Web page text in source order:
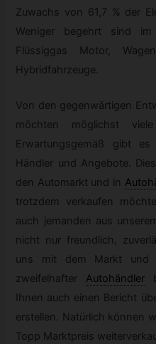
Zuwachs von 61,7 % der
Weniger begehrt sind
Flüssiggas Motor,
Hybridfahrzeuge.
Von den gegenwärtigen
möchten möglichst
Erwartungsgemäß gibt
Händler und Angebote.
den Automarkt und in
trotzdem verkaufen
auch jemanden aus
nicht nur freundlich,
uns mit dem Markt und
zweifelhafter Autohändler
Ihnen auch einen Bericht
erstellen. Natürlich können
Topp Marktpreis